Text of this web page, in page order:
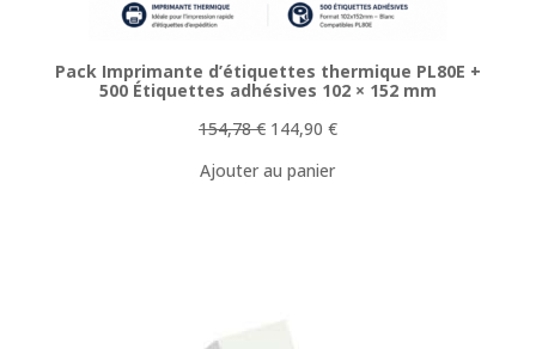
Pack Imprimante d’étiquettes thermique PL80E +
500 Étiquettes adhésives 102 × 152 mm
154,78€ Le
initial
144,90 €Le
Ajouter au panier